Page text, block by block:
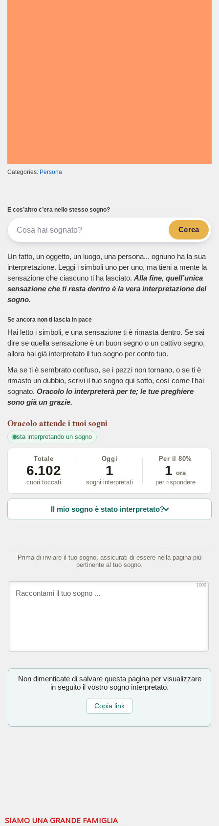
Categories: Persona
E cos’altro c’era nello stesso sogno?
Cerca
Un fatto, un oggetto, un luogo, una persona... ognuno ha la sua
interpretazione. Leggi i simboli uno per uno, ma tieni a mente la
sensazione che ciascuno ti ha lasciato. Alla fine, quell’unica
sensazione che ti resta dentro è la vera interpretazione del
sogno.
Se ancora non ti lascia in pace
Hai letto i simboli, e una sensazione ti è rimasta dentro. Se sai
dire se quella sensazione è un buon segno o un cattivo segno,
allora hai già interpretato il tuo sogno per conto tuo.
Ma se ti è sembrato confuso, se i pezzi non tornano, o se ti è
rimasto un dubbio, scrivi il tuo sogno qui sotto, così come l'hai
sognato. Oracolo lo interpreterà per te; le tue preghiere
sono già un grazie.
Oracolo attende i tuoi sogni
sta interpretando un sogno
Totale
6.102
cuori toccati
Oggi
1
sogni interpretati
Per il 80%
1 ora
per rispondere
Il mio sogno è stato interpretato?
Prima di inviare il tuo sogno, assicurati di essere nella pagina più
pertinente al tuo sogno.
1000
Non dimenticate di salvare questa pagina per visualizzare
in seguito il vostro sogno interpretato.
Copia link
SIAMO UNA GRANDE FAMIGLIA